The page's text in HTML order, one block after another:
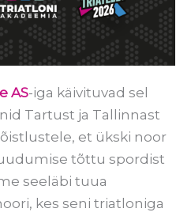
AS-iga käivituvad sel
Tartust ja Tallinnast
et ükski noor
tõttu spordist
seeläbi tuua
kes seni triatloniga